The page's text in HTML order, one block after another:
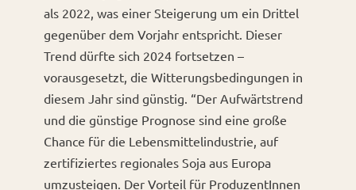
als 2022, was einer Steigerung um ein Drittel
gegenüber dem Vorjahr entspricht. Dieser
Trend dürfte sich 2024 fortsetzen –
vorausgesetzt, die Witterungsbedingungen in
diesem Jahr sind günstig. “Der Aufwärtstrend
und die günstige Prognose sind eine große
Chance für die Lebensmittelindustrie, auf
zertifiziertes regionales Soja aus Europa
umzusteigen. Der Vorteil für ProduzentInnen